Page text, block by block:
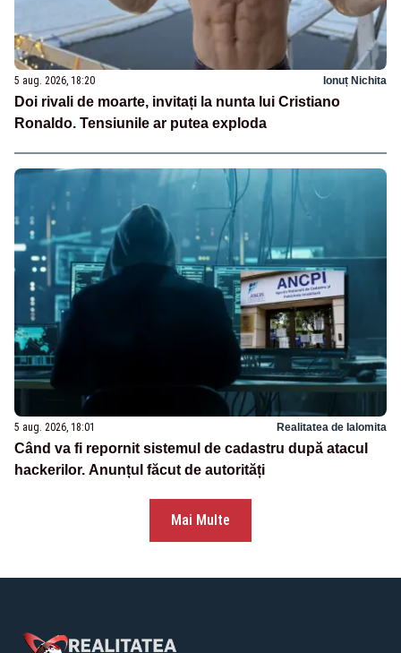
5 aug. 2026, 18:20 Ionuț Nichita
Doi rivali de moarte, invitați la nunta lui Cristiano
Ronaldo. Tensiunile ar putea exploda
5 aug. 2026, 18:01 Realitatea de Ialomita
Când va fi repornit sistemul de cadastru după atacul
hackerilor. Anunțul făcut de autorități
Mai Multe